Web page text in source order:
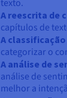
texto.
A reescrita de
capítulos de
A
categorizar o
A análise de
análise de
melhor a